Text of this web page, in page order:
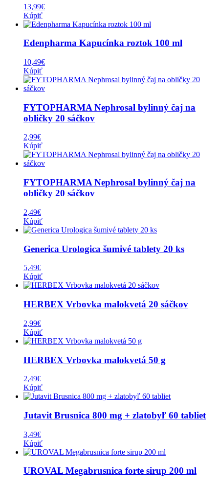
13,99€
Kúpiť
Edenpharma Kapucínka roztok 100 ml
10,49€
Kúpiť
FYTOPHARMA Nephrosal bylinný čaj na
obličky 20 sáčkov
2,99€
Kúpiť
FYTOPHARMA Nephrosal bylinný čaj na
obličky 20 sáčkov
2,49€
Kúpiť
Generica Urologica šumivé tablety 20 ks
5,49€
Kúpiť
HERBEX Vrbovka malokvetá 20 sáčkov
2,99€
Kúpiť
HERBEX Vrbovka malokvetá 50 g
2,49€
Kúpiť
Jutavit Brusnica 800 mg + zlatobyľ 60 tabliet
3,49€
Kúpiť
UROVAL Megabrusnica forte sirup 200 ml